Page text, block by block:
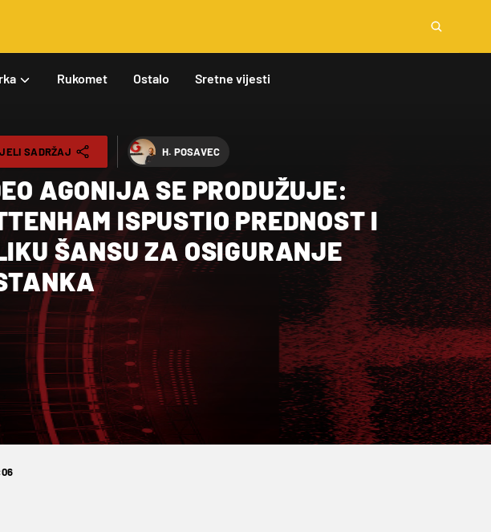
Rukomet Ostalo Sretne vijesti
SADRŽAJ H. POSAVEC
AGONIJA SE PRODUŽUJE:
ISPUSTIO PREDNOST I
ŠANSU ZA OSIGURANJE